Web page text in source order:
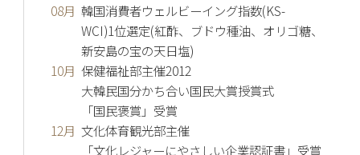
08月 韓国消費者ウェルビーイング指数(KS-
WCI)1位選定(紅酢、ブドウ種油、オリゴ糖、
新安島の宝の天日塩)
10月 保健福祉部主催2012
大韓民国分かち合い国民大賞授賞式
「国民褒賞」受賞
12月 文化体育観光部主催
「文化レジャーにやさしい企業認証書」受賞